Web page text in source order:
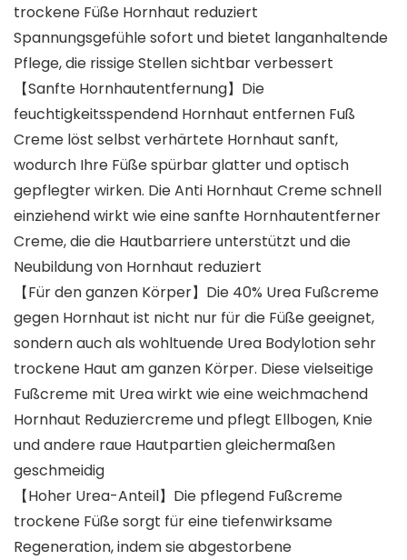
trockene Füße Hornhaut reduziert
Spannungsgefühle sofort und bietet langanhaltende
Pflege, die rissige Stellen sichtbar verbessert
【Sanfte Hornhautentfernung】Die
feuchtigkeitsspendend Hornhaut entfernen Fuß
Creme löst selbst verhärtete Hornhaut sanft,
wodurch Ihre Füße spürbar glatter und optisch
gepflegter wirken. Die Anti Hornhaut Creme schnell
einziehend wirkt wie eine sanfte Hornhautentferner
Creme, die die Hautbarriere unterstützt und die
Neubildung von Hornhaut reduziert
【Für den ganzen Körper】Die 40% Urea Fußcreme
gegen Hornhaut ist nicht nur für die Füße geeignet,
sondern auch als wohltuende Urea Bodylotion sehr
trockene Haut am ganzen Körper. Diese vielseitige
Fußcreme mit Urea wirkt wie eine weichmachend
Hornhaut Reduziercreme und pflegt Ellbogen, Knie
und andere raue Hautpartien gleichermaßen
geschmeidig
【Hoher Urea-Anteil】Die pflegend Fußcreme
trockene Füße sorgt für eine tiefenwirksame
Regeneration, indem sie abgestorbene